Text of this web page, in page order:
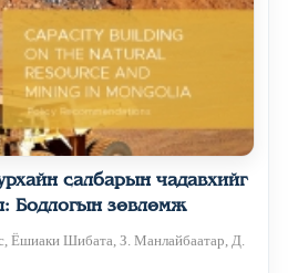
салбарын чадавхийг
Бодлогын зөвлөмж
Ёшиаки Шибата, З. Манлайбаатар, Д.